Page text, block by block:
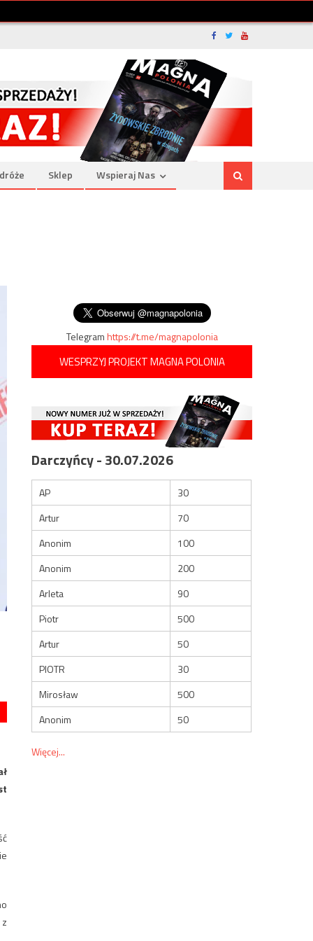
Sklep Wspieraj Nas
Telegramhttps://t.me/magnapolonia
WESPRZYJ PROJEKT MAGNA POLONIA
Darczyńcy - 30.07.2026
AP
30
Artur
70
Anonim
100
Anonim
200
Arleta
90
Piotr
500
Artur
50
PIOTR
30
Mirosław
500
Anonim
50
Więcej...